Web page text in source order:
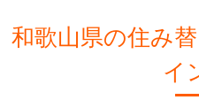
和歌山県の住み
イ